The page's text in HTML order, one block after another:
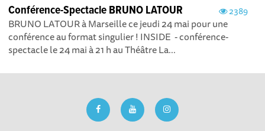
2389
Conférence-Spectacle BRUNO LATOUR
BRUNO LATOUR à Marseille ce jeudi 24 mai pour une
conférence au format singulier ! INSIDE - conférence-
spectacle le 24 mai à 21 h au Théâtre La...